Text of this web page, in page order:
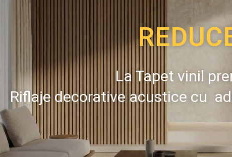
La Tapet vinil
Riflaje decorative acustice cu